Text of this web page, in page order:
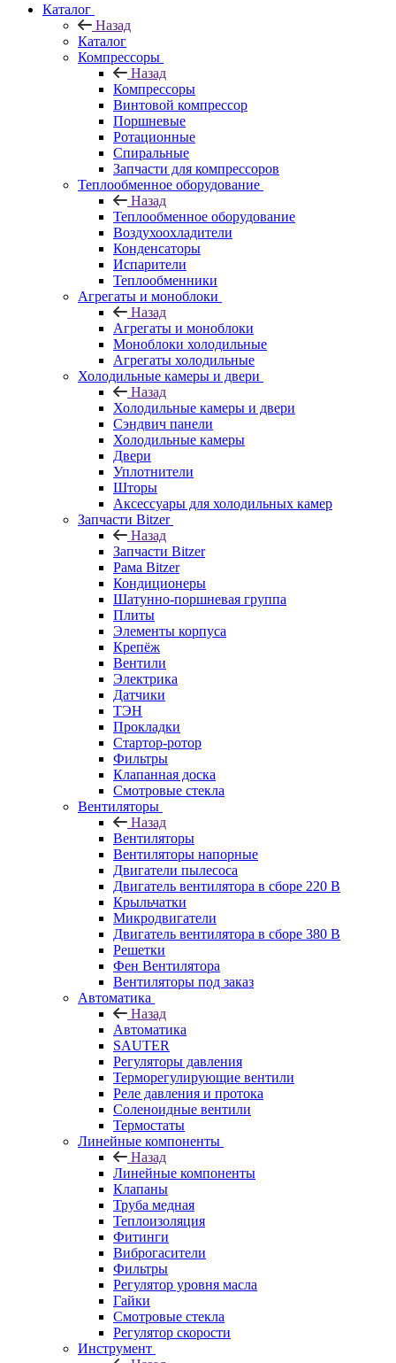
Каталог
Назад
Каталог
Компрессоры
Назад
Компрессоры
Винтовой компрессор
Поршневые
Ротационные
Спиральные
Запчасти для компрессоров
Теплообменное оборудование
Назад
Теплообменное оборудование
Воздухоохладители
Конденсаторы
Испарители
Теплообменники
Агрегаты и моноблоки
Назад
Агрегаты и моноблоки
Моноблоки холодильные
Агрегаты холодильные
Холодильные камеры и двери
Назад
Холодильные камеры и двери
Сэндвич панели
Холодильные камеры
Двери
Уплотнители
Шторы
Аксессуары для холодильных камер
Запчасти Bitzer
Назад
Запчасти Bitzer
Рама Bitzer
Кондиционеры
Шатунно-поршневая группа
Плиты
Элементы корпуса
Крепёж
Вентили
Электрика
Датчики
ТЭН
Прокладки
Стартор-ротор
Фильтры
Клапанная доска
Смотровые стекла
Вентиляторы
Назад
Вентиляторы
Вентиляторы напорные
Двигатели пылесоса
Двигатель вентилятора в сборе 220 В
Крыльчатки
Микродвигатели
Двигатель вентилятора в сборе 380 В
Решетки
Фен Вентилятора
Вентиляторы под заказ
Автоматика
Назад
Автоматика
SAUTER
Регуляторы давления
Терморегулирующие вентили
Реле давления и протока
Соленоидные вентили
Термостаты
Линейные компоненты
Назад
Линейные компоненты
Клапаны
Труба медная
Теплоизоляция
Фитинги
Виброгасители
Фильтры
Регулятор уровня масла
Гайки
Смотровые стекла
Регулятор скорости
Инструмент